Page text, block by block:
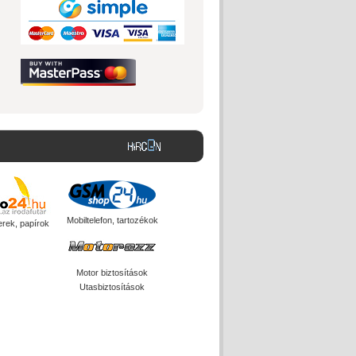
papírok
Mobiltelefon, tartozékok
Motor biztosítások
Utasbiztosítások